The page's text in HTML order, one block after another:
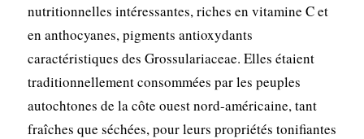
nutritionnelles intéressantes, riches en vitamine C et
en anthocyanes, pigments antioxydants
caractéristiques des Grossulariaceae. Elles étaient
traditionnellement consommées par les peuples
autochtones de la côte ouest nord-américaine, tant
fraîches que séchées, pour leurs propriétés tonifiantes